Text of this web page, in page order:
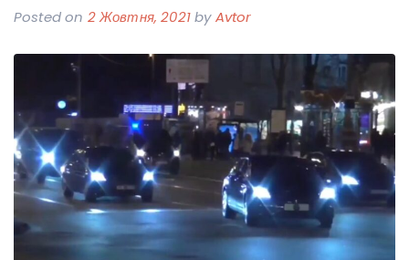
Posted on 2 Жовтня, 2021byAvtor